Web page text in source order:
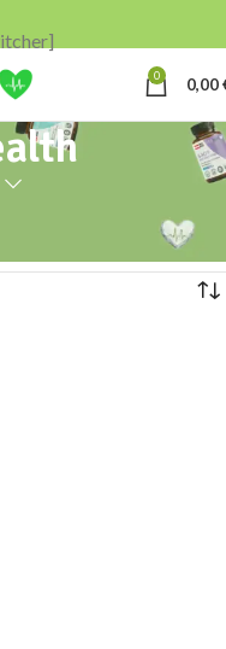
0 0,00
Showing the single result